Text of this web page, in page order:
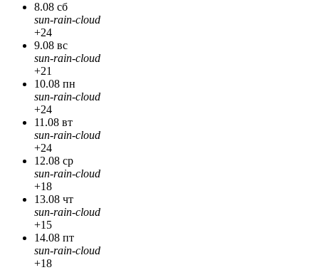
8.08 сб
sun-rain-cloud
+24
9.08 вс
sun-rain-cloud
+21
10.08 пн
sun-rain-cloud
+24
11.08 вт
sun-rain-cloud
+24
12.08 ср
sun-rain-cloud
+18
13.08 чт
sun-rain-cloud
+15
14.08 пт
sun-rain-cloud
+18